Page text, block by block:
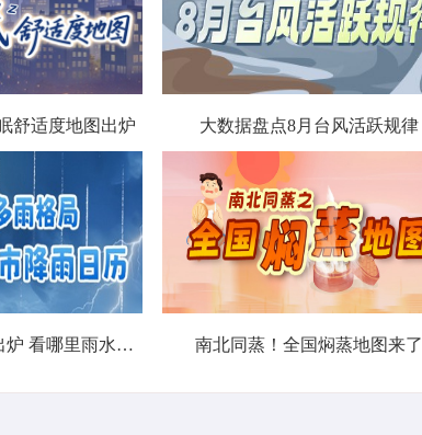
舒适度地图出炉 大数据盘点8月台风活跃规律
北方城市降雨日历出炉 看哪里雨水超长待机 南北同蒸！全国焖蒸地图来了